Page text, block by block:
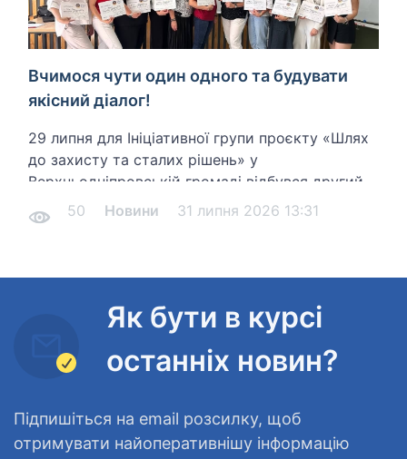
Вчимося чути один одного та будувати
якісний діалог!
29 липня для Ініціативної групи проєкту «Шлях
до захисту та сталих рішень» у
Верхньодніпровській громаді відбувся другий
насичений тренінг. Цього разу говорили про
надзвичайно важливі речі — «Комунікацію та
50 Новини 31 липня 2026 13:31
Як бути в курсі
останніх новин?
Підпишіться на email розсилку, щоб
отримувати найоперативнішу інформацію